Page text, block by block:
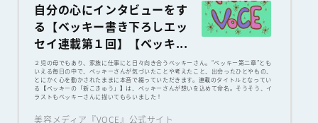
自分の心にインタビューをす
る【ベッキー書き下ろしエッ
セイ連載第１回】【ベッキ...
２児の母でもあり、家族に仕事にと日々向き合うベッキーさん。“ベッキー第二章”とも
いえる毎日の中で、ベッキーさんが気づいたことや考えたこと、出会ったひとやもの、
とにかく心を動かされたままに本音で綴っていただきます。連載のタイトルとなってい
る【ベッキーの「新こきゅう」】は、ベッキーさんが想いを込めて命名。そうそう、イ
ラストもベッキーさんに描いてもらいました！
美容メディア『VOCE』公式サイト